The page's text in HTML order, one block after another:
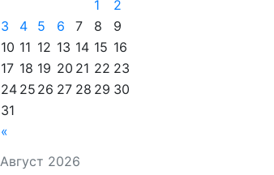
Август 2026
«
1
2
3
4 5 6 7 8
9
10 11 12 13 14 15 16
17 18 19 20 21 22 23
24 25 26 27 28 29 30
31